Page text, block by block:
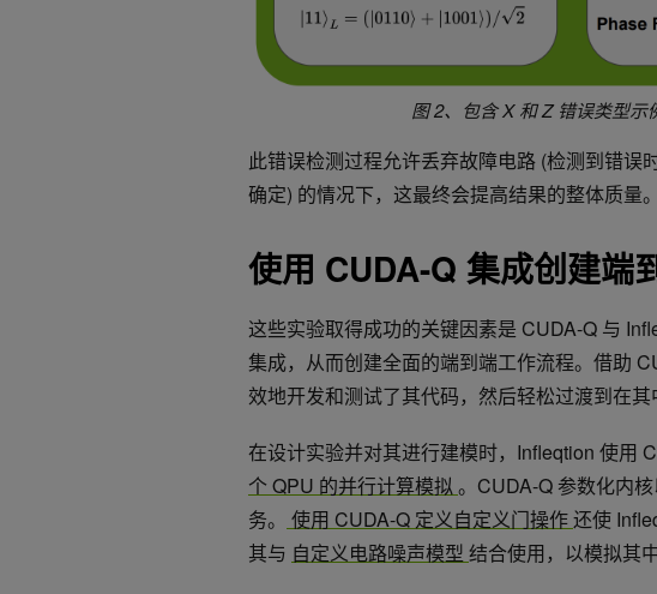
图 2、包含 X 和 Z 错误类型示
此错误检测过程允许丢弃故障电路 (检测到错
确定) 的情况下，这最终会提高结果的整体质量。
使用 CUDA-Q 集成创建端
这些实验取得成功的关键因素是 CUDA-Q 与
集成，从而创建全面的端到端工作流程。借助
效地开发和测试了其代码，然后轻松过渡到在其
在设计实验并对其进行建模时，Infleqtion 使用
个 QPU 的并行计算模拟 。CUDA-Q 参数化内
务。
使用 CUDA-Q 定义自定义门操作还使
其与 自定义电路噪声模型 结合使用，以模拟其